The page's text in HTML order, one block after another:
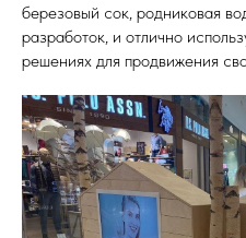
березовый сок, родниковая
разработок, и отлично
решениях для продвижения